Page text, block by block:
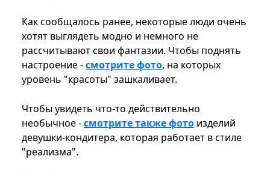
Как сообщалось ранее, некоторые люди очень
хотят выглядеть модно и немного не
рассчитывают свои фантазии. Чтобы поднять
настроение -смотрите фото, на которых
уровень "красоты" зашкаливает.
Чтобы увидеть что-то действительно
необычное -смотрите также фото изделий
девушки-кондитера, которая работает в стиле
"реализма".